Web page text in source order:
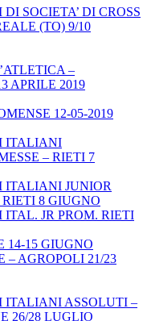
SOCIETA’ DI CROSS
(TO) 9/10
–
APRILE 2019
12-05-2019
ITALIANI
– RIETI 7
ITALIANI JUNIOR
RIETI 8 GIUGNO
ITAL. JR PROM. RIETI
14-15 GIUGNO
– AGROPOLI 21/23
ITALIANI ASSOLUTI –
26/28 LUGLIO